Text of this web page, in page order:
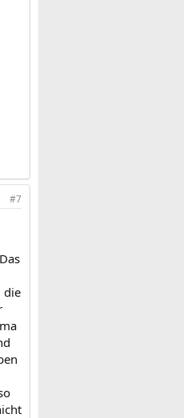
#7
die